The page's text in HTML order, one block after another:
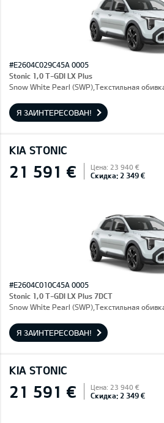
#E2604C029C45A 0005
Stonic 1,0 T-GDI LX Plus
Snow White Pearl (SWP),Текстильная
Я ЗАИНТЕРЕСОВАН!
KIA STONIC
21 591 € Цена: 23 940 €
Скидка: 2 349 €
#E2604C010C45A 0005
Stonic 1,0 T-GDI LX Plus 7DCT
Snow White Pearl (SWP),Текстильная
Я ЗАИНТЕРЕСОВАН!
KIA STONIC
21 591 € Цена: 23 940 €
Скидка: 2 349 €